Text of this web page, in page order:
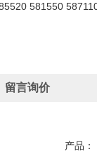
581550
留言询价
产品：